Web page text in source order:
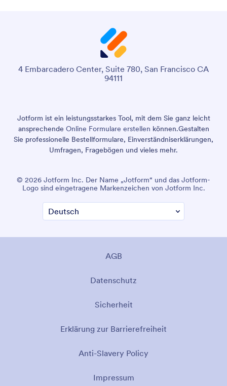
4 Embarcadero Center, Suite 780, San Francisco CA
94111
Jotform ist ein leistungsstarkes Tool, mit dem Sie ganz leicht
ansprechende Online Formulare erstellen können.Gestalten
Sie professionelle Bestellformulare, Einverständniserklärungen,
Umfragen, Fragebögen und vieles mehr.
© 2026 Jotform Inc. Der Name „Jotform“ und das Jotform-
Logo sind eingetragene Markenzeichen von Jotform Inc.
AGB
Datenschutz
Sicherheit
Erklärung zur Barrierefreiheit
Anti-Slavery Policy
Impressum